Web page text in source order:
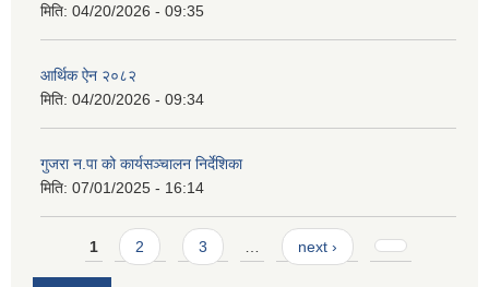
मिति: 04/20/2026 - 09:35
आर्थिक ऐन २०८२
मिति: 04/20/2026 - 09:34
गुजरा न.पा को कार्यसञ्चालन निर्देशिका
मिति: 07/01/2025 - 16:14
Pages
1 2 3 … next ›